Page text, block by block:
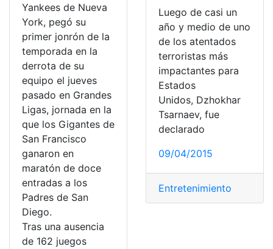
Yankees de Nueva
York, pegó su
primer jonrón de la
temporada en la
derrota de su
equipo el jueves
pasado en Grandes
Ligas, jornada en la
que los Gigantes de
San Francisco
ganaron en
maratón de doce
entradas a los
Padres de San
Diego.
Tras una ausencia
de 162 juegos
Luego de casi un
año y medio de uno
de los atentados
terroristas más
impactantes para
Estados
Unidos, Dzhokhar
Tsarnaev, fue
declarado
09/04/2015
Entretenimiento